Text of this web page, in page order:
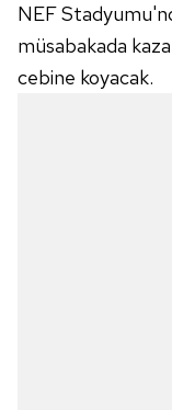
NEF
müsabakada
cebine koyacak.